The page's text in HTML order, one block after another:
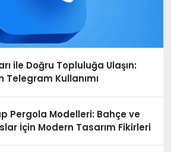
ile Doğru Topluluğa Ulaşın:
Telegram Kullanımı
Pergola Modelleri: Bahçe ve
İçin Modern Tasarım Fikirleri